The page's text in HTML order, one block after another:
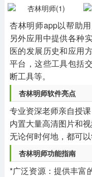
杏林明师app以帮助
另外应用中提供各种
医的发展历史和应用
平台，这些工具包括
断工具等。
杏林明师软件亮点
专业资深老师亲自授课
内置大量高清图片和视
无论何时何地，都可
杏林明师功能指南
*广泛资源：提供丰富